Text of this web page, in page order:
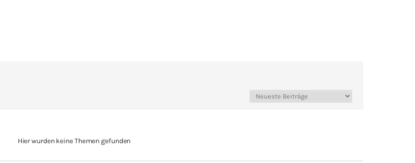
Hier wurden keine Themen gefunden